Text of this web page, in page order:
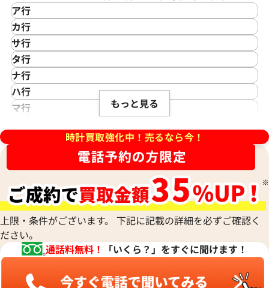
日時点の参考買取価格です
5,902,000円
※2025年7月27日時点の参考
ロイヤル オーク オフショ
チーム クロノグラフ
格
オーデマ ピゲ ロイヤルオー
クロノグラフ
参考買取価格
4,548,000 円
ア行
IKEPOD
アイクポッド
IWC
アイダブリューシー
Azimuth
アジムース
ANONIMO
Alain Silberstein
アラン・シルベスタイン
Armand Nicolet
アルマン・ニコレ
WALTHAM
ウォルサム
HUBLOT
ウブロ
ETERNA
エテルナ
EDOX
カ行
CASIO
カシオ
Cartier
カルティエ
Gaga Milano
ガガミラノ
Quinting
クインティング
Cuervo y Sobrinos
クエルボ・イ・ソブリノス
CVSTOS
クストス
Chronoswiss
クロノスイス
GUCCI
グッチ
Graham
サ行
Saint Laurent
サンローラン
Shellman
シェルマン
CITIZEN
シチズン
Chopard
ショパール
CHAUMET
ショーメ
Jacob & Co.
ジェイコブ
Gerald Genta
ジェラルド・ジェンタ
タ行
TAG Heuer
タグ・ホイヤー
Daniel Roth
ダニエル・ロート
TUDOR
チューダー(チュードル)
ティファニー
Dior
ディオール
ナ行
NOMOS Glashütte
ノモス グラスヒュッテ
ハ行
Hamilton
Harry Winston
ハリー・ウィンストン
Patek Philippe
Panerai
パネライ
Parmigiani Fleurier
パルミジャーニ・フルリエ
Piaget
PIERRE KUNZ
マ行
MAURICE LACROIX
モーリス・ラクロア
RALPH LAUREN
ラルフ ローレン
リシャール・ミル
Louis Vuitton
ルイ・ヴィトン
Luminox
ルミノックス
Ressence
ROGER DUBUIS
もっと見る
時計買取強化中！売るなら今！
上限・条件がございます。 下記に記載の詳細を必ずご確認く
ださい。
通話料無料！
「いくら？」をすぐに聞けます！